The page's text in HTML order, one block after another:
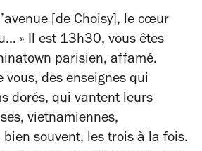
[de Choisy], le cœur
» Il est 13h30, vous êtes
parisien, affamé.
vous, des enseignes qui
dorés, qui vantent leurs
vietnamiennes,
souvent, les trois à la fois.